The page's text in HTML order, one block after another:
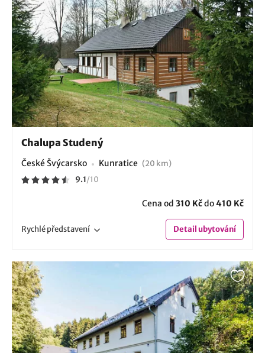
Chalupa Studený
České Švýcarsko Kunratice (20 km)
9.1/10
Cena od 310 Kčdo410 Kč
Rychlépředstavení Detailubytování